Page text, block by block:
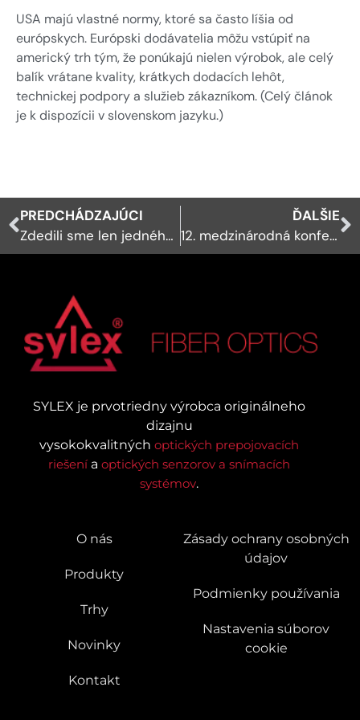
U-DQ FLEXO výrobky
Snímače a Snímacie systémy
Snímače
Meracie zariadenia
Vyhodnocovací softvér
Senzory a snímacie systémy
Obnoviteľné zdroje energie
Zákazková konštrukcia a
výskum a vývoj
Zmluvná výroba / OEM
Addresa a
navigácia
Spýtajte sa
online
USA majú vlastné normy, ktoré sa často líšia od
európskych. Európski dodávatelia môžu vstúpiť na
americký trh tým, že ponúkajú nielen výrobok, ale celý
balík vrátane kvality, krátkych dodacích lehôt,
technickej podpory a služieb zákazníkom. (Celý článok
je k dispozícii v slovenskom jazyku.)
PREDCHÁDZAJÚCI
Zdedili sme len jedného zákazníka
ĎALŠIE
12. medzinárodná konferencia PODZEMNÉ STAVBY PRAHA 2013
SYLEX je prvotriedny výrobca originálneho
dizajnu
vysokokvalitných optických prepojovacích
riešení a optických senzorov a snímacích
systémov.
O nás
Produkty
Trhy
Novinky
Kontakt
Zásady ochrany osobných
údajov
Podmienky používania
Nastavenia súborov
cookie